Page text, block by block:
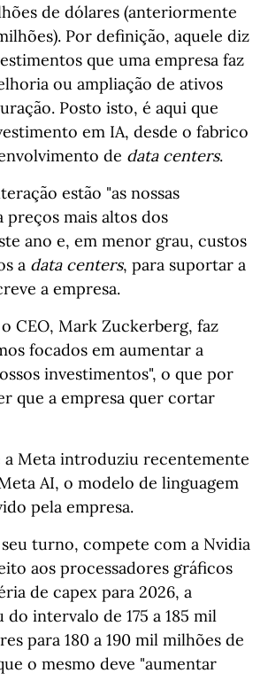
de dólares (anteriormente
Por definição, aquele diz
que uma empresa faz
ou ampliação de ativos
Posto isto, é aqui que
em IA, desde o fabrico
de data centers.
estão "as nossas
preços mais altos dos
ano e, em menor grau, custos
a data centers, para suportar a
a empresa.
CEO, Mark Zuckerberg, faz
focados em aumentar a
investimentos", o que por
que a empresa quer cortar
a Meta introduziu recentemente
AI, o modelo de linguagem
pela empresa.
turno, compete com a Nvidia
aos processadores gráficos
de capex para 2026, a
intervalo de 175 a 185 mil
para 180 a 190 mil milhões de
o mesmo deve "aumentar